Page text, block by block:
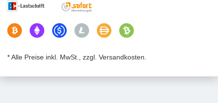
* Alle Preise inkl. MwSt., zzgl. Versandkosten.